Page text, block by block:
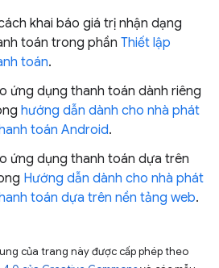
khai báo giá trị nhận dạng
toán trong phần Thiết lập
toán.
ứng dụng thanh toán dành riêng
hướng dẫn dành cho nhà phát
toán Android.
ứng dụng thanh toán dựa trên
Hướng dẫn dành cho nhà phát
toán dựa trên nền tảng web.
của trang này được cấp phép theo